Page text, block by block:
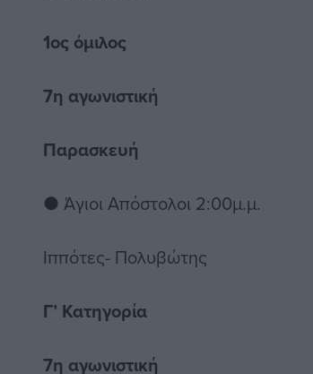
1ος όμιλος
7η αγωνιστική
Παρασκευή
● Άγιοι Απόστολοι 2:00μ.μ.
Ιππότες- Πολυβώτης
Γ’ Κατηγορία
7η αγωνιστική